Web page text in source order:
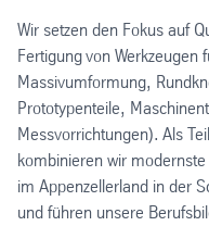
Wir setzen den Fokus auf
Fertigungvon Werkzeugen
Massivumformung,
Prototypenteile,
Messvorrichtungen). Als
kombinieren wir
im Appenzellerland in der
und führen unsere